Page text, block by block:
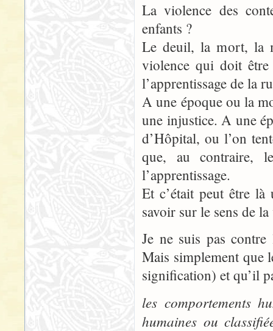
La violence des
enfants ?
Le deuil, la mort, la
violence qui doit être
l’apprentissage de la
A une époque ou la
une injustice. A une
d’Hôpital, ou l’on
que, au contraire,
l’apprentissage.
Et c’était peut être là
savoir sur le sens de
Je ne suis pas
Mais simplement que
signification) et qu’il
les comportements
humaines ou